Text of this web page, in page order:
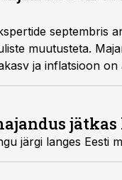
septembris
muutusteta.
ja inflatsioon
kindlustunde
järgi langes Eesti